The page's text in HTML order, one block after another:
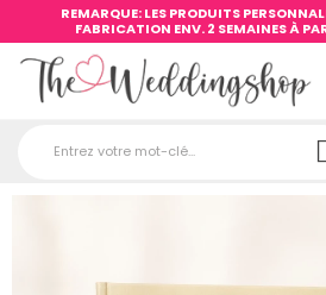
REMARQUE: LES PRODUITS
FABRICATION ENV. 2 SEMAINES À